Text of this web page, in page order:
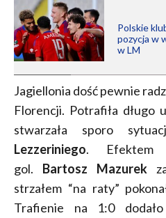
Polskie
pozycja w
w LM
Jagiellonia dość pewnie
Florencji. Potrafiła długo
stwarzała sporo
Lezzeriniego. Efektem
gol. Bartosz Mazurek
strzałem “na raty”
Trafienie na 1:0